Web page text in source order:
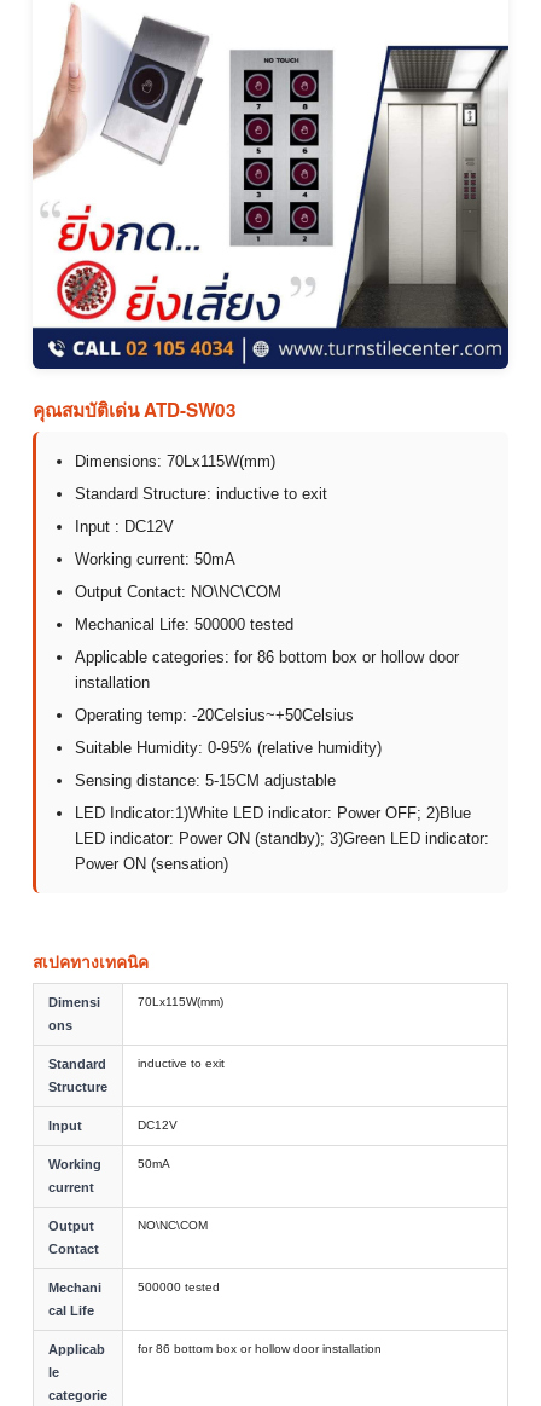
คุณสมบัติเด่น ATD-SW03
Dimensions: 70Lx115W(mm)
Standard Structure: inductive to exit
Input : DC12V
Working current: 50mA
Output Contact: NO\NC\COM
Mechanical Life: 500000 tested
Applicable categories: for 86 bottom box or hollow door
installation
Operating temp: -20Celsius~+50Celsius
Suitable Humidity: 0-95% (relative humidity)
Sensing distance: 5-15CM adjustable
LED Indicator:1)White LED indicator: Power OFF; 2)Blue
LED indicator: Power ON (standby); 3)Green LED indicator:
Power ON (sensation)
สเปคทางเทคนิค
Dimensi
ons
70Lx115W(mm)
Standard
Structure
inductive to exit
Input DC12V
Working
current
50mA
Output
Contact
NO\NC\COM
Mechani
cal Life
500000 tested
Applicab
le
categorie
for 86 bottom box or hollow door installation